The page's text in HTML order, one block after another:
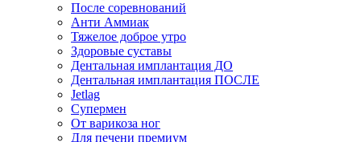
После соревнований
Анти Аммиак
Тяжелое доброе утро
Здоровые суставы
Дентальная имплантация ДО
Дентальная имплантация ПОСЛЕ
Jetlag
Супермен
От варикоза ног
Для печени премиум